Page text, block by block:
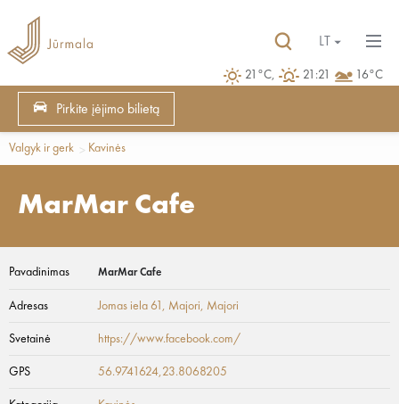
21°C, 21:21 16°C
LT
Pirkite įėjimo bilietą
Valgyk ir gerk Kavinės
MarMar Cafe
Pavadinimas MarMar Cafe
Adresas Jomas iela 61, Majori, Majori
Svetainė https://www.facebook.com/
GPS 56.9741624,23.8068205